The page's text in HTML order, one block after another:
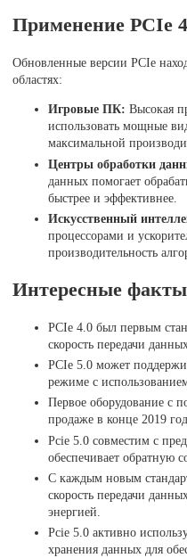
Применение PCIe
Обновленные версии PCIe
областях:
Игровые ПК: Высокая
использовать мощные
максимальной
Центры обработки
данных помогает
быстрее и эффективнее.
Искусственный
процессорами и
производительность
Интересные
PCIe 4.0 был первым
скорость передачи
PCIe 5.0 может
режиме с
Первое оборудование с
продаже в конце 2019
Pcie 5.0 совместим с
обеспечивает обратную
С каждым новым
скорость передачи
энергией.
Pcie 5.0 активно
хранения данных для